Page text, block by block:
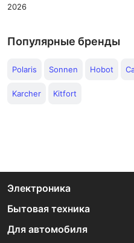
2026
Популярные бренды
Polaris Sonnen Hobot
Karcher Kitfort
Электроника
Бытовая техника
Для автомобиля